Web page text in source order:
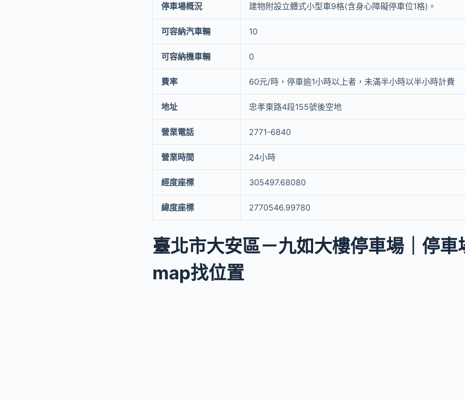
停車場概況 建物附設立體式小型車9格(含身心障礙停車位1格)。
可容納汽車輛 10
可容納機車輛 0
費率 60元/時，停車逾1小時以上者，未滿半小時以半小時計費
地址 忠孝東路4段155號後空地
營業電話 2771-6840
營業時間 24小時
經度座標 305497.68080
緯度座標 2770546.99780
臺北市大安區－九如大樓停車場｜停
map找位置